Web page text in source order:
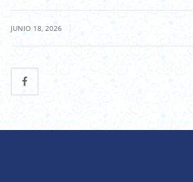
JUNIO 18, 2026